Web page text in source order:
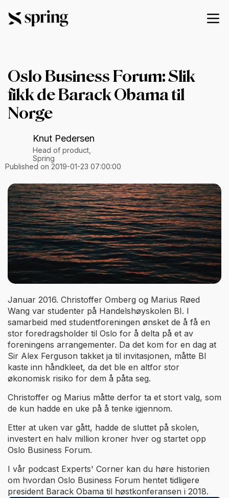
Oslo Business Forum: Slik
fikk de Barack Obama til
Norge
Knut Pedersen
Head of product,
Spring
Published on 2019-01-23 07:00:00
Januar 2016. Christoffer Omberg og Marius Røed
Wang var studenter på Handelshøyskolen BI. I
samarbeid med studentforeningen ønsket de å få en
stor foredragsholder til Oslo for å delta på et av
foreningens arrangementer. Da det kom for en dag at
Sir Alex Ferguson takket ja til invitasjonen, måtte BI
kaste inn håndkleet, da det ble en altfor stor
økonomisk risiko for dem å påta seg.
Christoffer og Marius måtte derfor ta et stort valg, som
de kun hadde en uke på å tenke igjennom.
Etter at uken var gått, hadde de sluttet på skolen,
investert en halv million kroner hver og startet opp
Oslo Business Forum.
I vår podcast Experts' Corner kan du høre historien
om hvordan Oslo Business Forum hentet tidligere
president Barack Obama til høstkonferansen i 2018.